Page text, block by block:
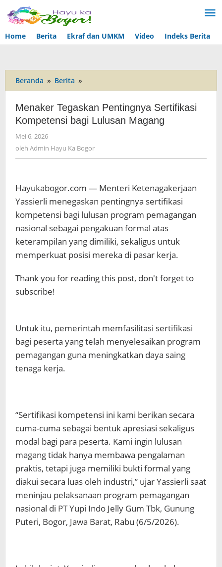
Lewati
ke
konten
Home
Berita Ekraf dan UMKM Video Indeks Berita
Beranda » Berita »
Tegaskan
Pentingnya
Sertifikasi
Kompetensi
Magang
Menaker Tegaskan Pentingnya Sertifikasi
Kompetensi bagi Lulusan Magang
Mei 6, 2026
Admin
Hayu
oleh Admin Hayu Ka Bogor
Hayukabogor.com — Menteri Ketenagakerjaan
Yassierli menegaskan pentingnya sertifikasi
kompetensi bagi lulusan program pemagangan
nasional sebagai pengakuan formal atas
keterampilan yang dimiliki, sekaligus untuk
memperkuat posisi mereka di pasar kerja.
Thank you for reading this post, don't forget to
subscribe!
Untuk itu, pemerintah memfasilitasi sertifikasi
bagi peserta yang telah menyelesaikan program
pemagangan guna meningkatkan daya saing
tenaga kerja.
“Sertifikasi kompetensi ini kami berikan secara
cuma-cuma sebagai bentuk apresiasi sekaligus
modal bagi para peserta. Kami ingin lulusan
magang tidak hanya membawa pengalaman
praktis, tetapi juga memiliki bukti formal yang
diakui secara luas oleh industri,” ujar Yassierli saat
meninjau pelaksanaan program pemagangan
nasional di PT Yupi Indo Jelly Gum Tbk, Gunung
Puteri, Bogor, Jawa Barat, Rabu (6/5/2026).